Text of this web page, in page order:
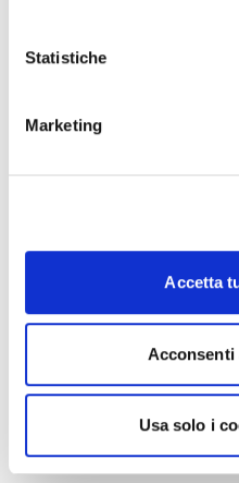
Statistiche
Marketing
Accetta
Acconsenti
Usa solo i